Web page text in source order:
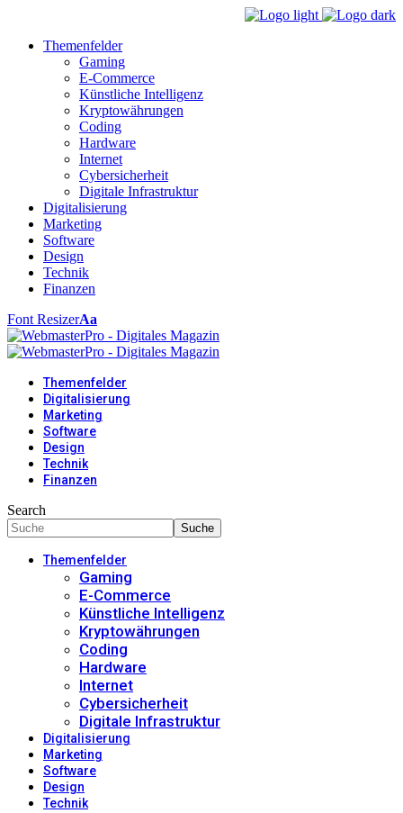
Themenfelder
Gaming
E-Commerce
Künstliche Intelligenz
Kryptowährungen
Coding
Hardware
Internet
Cybersicherheit
Digitale Infrastruktur
Digitalisierung
Marketing
Software
Design
Technik
Finanzen
Font ResizerAa
Themenfelder
Digitalisierung
Marketing
Software
Design
Technik
Finanzen
Search
Themenfelder
Gaming
E-Commerce
Künstliche Intelligenz
Kryptowährungen
Coding
Hardware
Internet
Cybersicherheit
Digitale Infrastruktur
Digitalisierung
Marketing
Software
Design
Technik